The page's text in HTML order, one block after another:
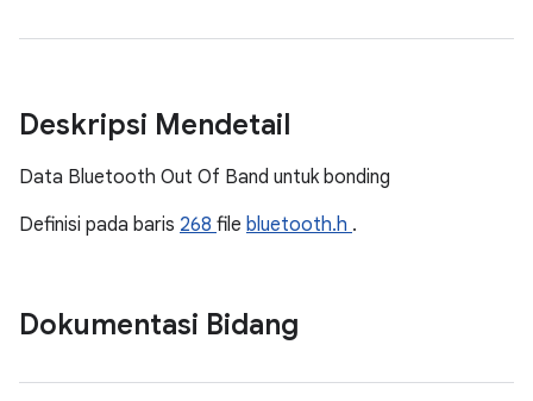
Deskripsi Mendetail
Data Bluetooth Out Of Band untuk bonding
Definisi pada baris 268 file bluetooth.h .
Dokumentasi Bidang